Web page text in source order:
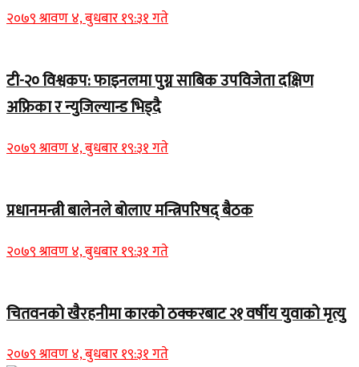
२०७९ श्रावण ४, बुधबार १९:३१ गते
टी-२० विश्वकप: फाइनलमा पुग्न साबिक उपविजेता दक्षिण
अफ्रिका र न्युजिल्यान्ड भिड्दै
२०७९ श्रावण ४, बुधबार १९:३१ गते
प्रधानमन्त्री बालेनले बोलाए मन्त्रिपरिषद् बैठक
२०७९ श्रावण ४, बुधबार १९:३१ गते
चितवनको खैरहनीमा कारको ठक्करबाट २१ वर्षीय युवाको मृत्यु
२०७९ श्रावण ४, बुधबार १९:३१ गते